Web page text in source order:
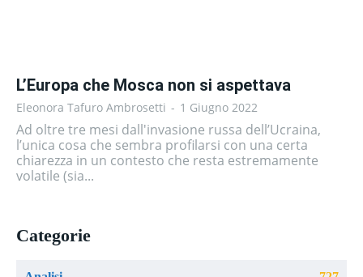
L’Europa che Mosca non si aspettava
Eleonora Tafuro Ambrosetti - 1 Giugno 2022
Ad oltre tre mesi dall'invasione russa dell’Ucraina,
l’unica cosa che sembra profilarsi con una certa
chiarezza in un contesto che resta estremamente
volatile (sia...
Categorie